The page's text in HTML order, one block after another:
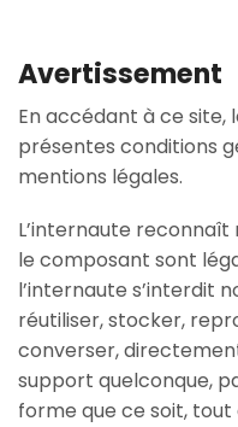
Avertissement
En accédant à ce
présentes conditions
mentions légales.
L’internaute
le composant sont
l’internaute s’interdit
réutiliser, stocker,
converser,
support quelconque,
forme que ce soit,